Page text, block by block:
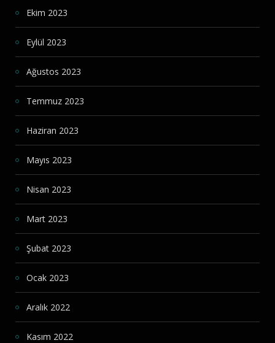
Ekim 2023
Eylül 2023
Ağustos 2023
Temmuz 2023
Haziran 2023
Mayıs 2023
Nisan 2023
Mart 2023
Şubat 2023
Ocak 2023
Aralık 2022
Kasım 2022